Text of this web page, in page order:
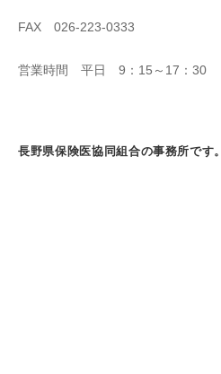
FAX 026-223-0333
営業時間 平日 9：15～17：30
長野県保険医協同組合の事務所です。